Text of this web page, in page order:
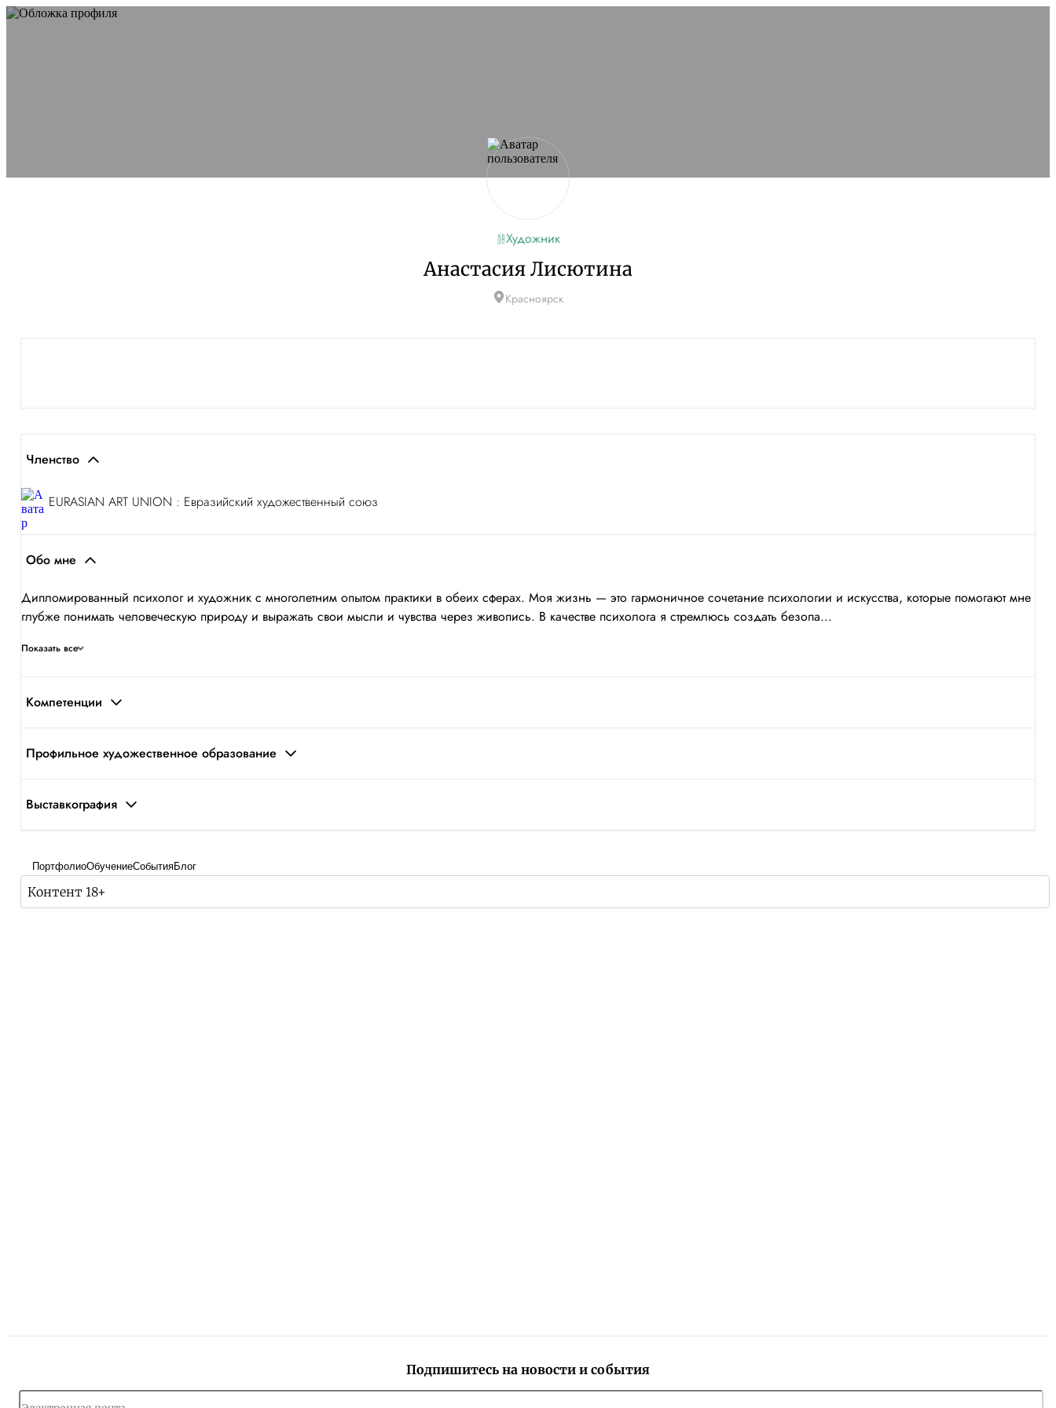
Художник
Анастасия Лисютина
Красноярск
Членство
EURASIAN ART UNION : Евразийский художественный союз
Обо мне
Дипломированный психолог и художник с многолетним опытом практики в обеих сферах. Моя жизнь — это гармоничное сочетание психологии и искусства, которые помогают мне
глубже понимать человеческую природу и выражать свои мысли и чувства через живопись. В качестве психолога я стремлюсь создать безопа...
Показать все
Компетенции
Профильное художественное образование
Выставкография
ПортфолиоОбучениеСобытияБлог
Контент 18+
Подпишитесь на новости и события